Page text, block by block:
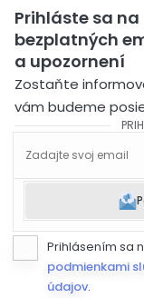
Prihláste sa
bezplatných
a upozornení
Zostaňte
vám budeme
Prihlásením sa
podmienkami
údajov.